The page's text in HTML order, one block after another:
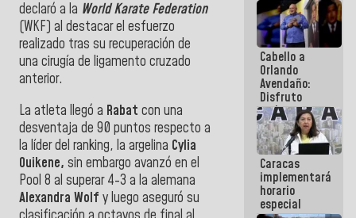
declaró a la World Karate Federation
(WKF) al destacar el esfuerzo
realizado tras su recuperación de
una cirugía de ligamento cruzado
anterior.
La atleta llegó a Rabat con una
desventaja de 90 puntos respecto a
la líder del ranking, la argelina Cylia
Ouikene, sin embargo avanzó en el
Pool 8 al superar 4-3 a la alemana
Alexandra Wolf y luego aseguró su
Cabello a
Orlando
Avendaño:
Disfruto
cada vez
que escribes
porque lo
que haces
es
embarrarla
Caracas
implementará
horario
especial